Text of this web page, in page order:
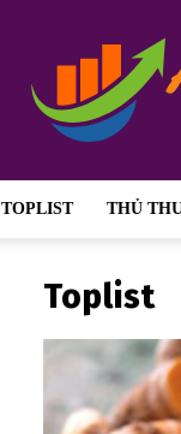
TOPLIST THỦ
Toplist